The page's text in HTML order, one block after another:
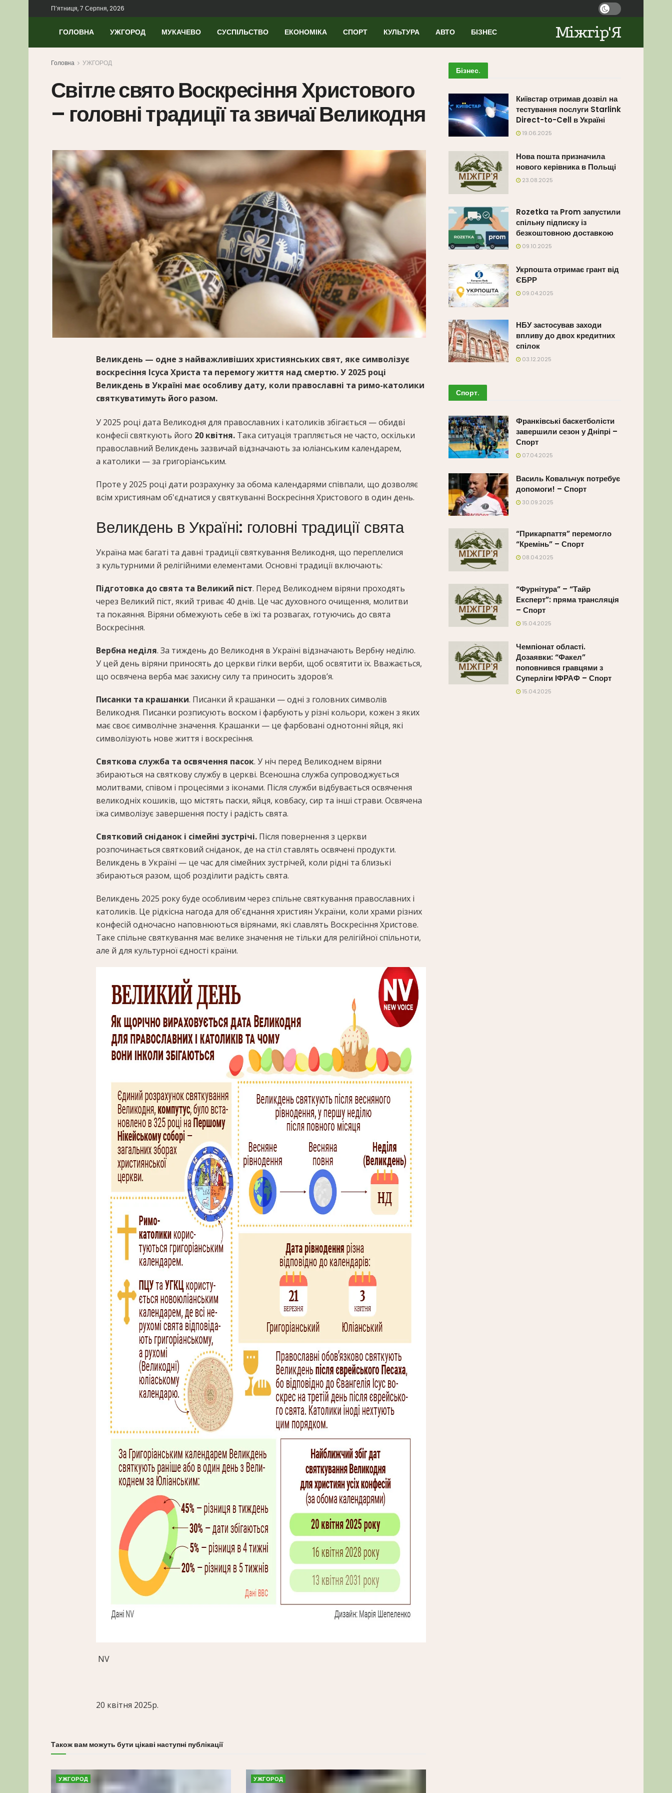
П’ятниця, 7 Серпня, 2026
ГОЛОВНА УЖГОРОД МУКАЧЕВО СУСПІЛЬСТВО ЕКОНОМІКА СПОРТ КУЛЬТУРА АВТО БІЗНЕС Міжгір'Я
Головна УЖГОРОД
Світле свято Воскресіння Христового
– головні традиції та звичаї Великодня
Великдень — одне з найважливіших християнських свят, яке символізує
воскресіння Ісуса Христа та перемогу життя над смертю. У 2025 році
Великдень в Україні має особливу дату, коли православні та римо-католики
святкуватимуть його разом.
У 2025 році дата Великодня для православних і католиків збігається — обидві
конфесії святкують його 20 квітня. Така ситуація трапляється не часто, оскільки
православний Великдень зазвичай відзначають за юліанським календарем,
а католики — за григоріанським.
Проте у 2025 році дати розрахунку за обома календарями співпали, що дозволяє
всім християнам об'єднатися у святкуванні Воскресіння Христового в один день.
Великдень в Україні: головні традиції свята
Україна має багаті та давні традиції святкування Великодня, що переплелися
з культурними й релігійними елементами. Основні традиції включають:
Підготовка до свята та Великий піст. Перед Великоднем віряни проходять
через Великий піст, який триває 40 днів. Це час духовного очищення, молитви
та покаяння. Віряни обмежують себе в їжі та розвагах, готуючись до свята
Воскресіння.
Вербна неділя. За тиждень до Великодня в Україні відзначають Вербну неділю.
У цей день віряни приносять до церкви гілки верби, щоб освятити їх. Вважається,
що освячена верба має захисну силу та приносить здоров’я.
Писанки та крашанки. Писанки й крашанки — одні з головних символів
Великодня. Писанки розписують воском і фарбують у різні кольори, кожен з яких
має своє символічне значення. Крашанки — це фарбовані однотонні яйця, які
символізують нове життя і воскресіння.
Святкова служба та освячення пасок. У ніч перед Великоднем віряни
збираються на святкову службу в церкві. Всеношна служба супроводжується
молитвами, співом і процесіями з іконами. Після служби відбувається освячення
великодніх кошиків, що містять паски, яйця, ковбасу, сир та інші страви. Освячена
їжа символізує завершення посту і радість свята.
Святковий сніданок і сімейні зустрічі. Після повернення з церкви
розпочинається святковий сніданок, де на стіл ставлять освячені продукти.
Великдень в Україні — це час для сімейних зустрічей, коли рідні та близькі
збираються разом, щоб розділити радість свята.
Великдень 2025 року буде особливим через спільне святкування православних і
католиків. Це рідкісна нагода для об'єднання християн України, коли храми різних
конфесій одночасно наповнюються вірянами, які славлять Воскресіння Христове.
Таке спільне святкування має велике значення не тільки для релігійної спільноти,
але й для культурної єдності країни.
NV
20 квітня 2025р.
Також вам можуть бути цікаві наступні публікації
УЖГОРОД УЖГОРОД
Бізнес.
Київстар отримав дозвіл на
тестування послуги Starlink
Direct-to-Cell в Україні
19.06.2025
Нова пошта призначила
нового керівника в Польщі
23.08.2025
Rozetka та Prom запустили
спільну підписку із
безкоштовною доставкою
09.10.2025
Укрпошта отримає грант від
ЄБРР
09.04.2025
НБУ застосував заходи
впливу до двох кредитних
спілок
03.12.2025
Спорт.
Франківські баскетболісти
завершили сезон у Дніпрі –
Спорт
07.04.2025
Василь Ковальчук потребує
допомоги! – Спорт
30.09.2025
“Прикарпаття” перемогло
“Кремінь” – Спорт
08.04.2025
“Фурнітура” – “Тайр
Експерт”: пряма трансляція
– Спорт
15.04.2025
Чемпіонат області.
Дозаявки: “Факел”
поповнився гравцями з
Суперліги ІФРАФ – Спорт
15.04.2025